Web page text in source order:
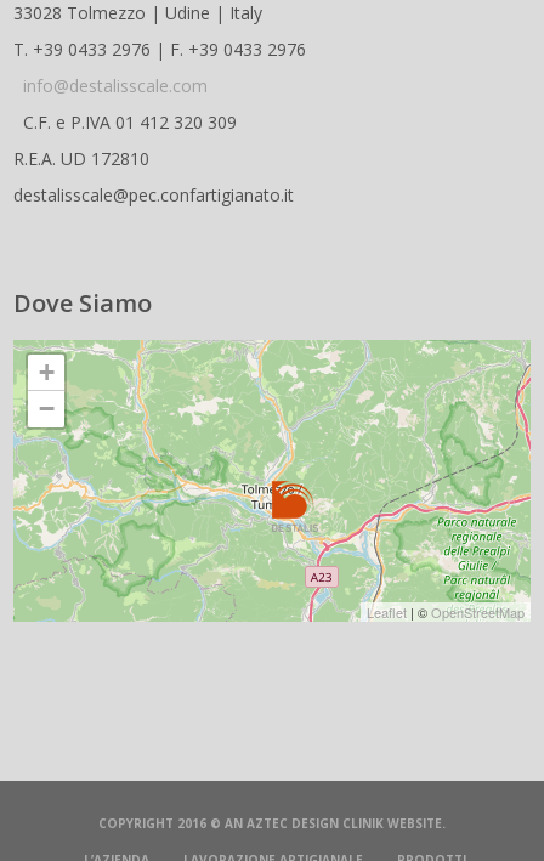
33028 Tolmezzo | Udine | Italy
T. +39 0433 2976 | F. +39 0433 2976
info@destalisscale.com
C.F. e P.IVA 01 412 320 309
R.E.A. UD 172810
destalisscale@pec.confartigianato.it
Dove Siamo
+
−
Leaflet| ©OpenStreetMap
COPYRIGHT 2016 © AN AZTEC DESIGN CLINIK WEBSITE.